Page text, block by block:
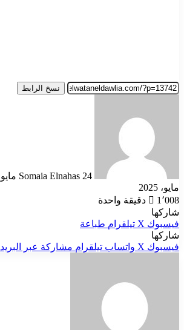
نسخ الرابط
Somaia Elnahas 24 مايو، 2025
مايو، 2025
1٬008
دقيقة واحدة
شاركها
فيسبوك ‫X تيلقرام طباعة
شاركها
فيسبوك ‫X واتساب تيلقرام مشاركة عبر البريد